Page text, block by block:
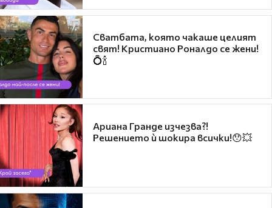
Сватбата, която чакаше целият
свят! Кристиано Роналдо се жени!
💍🍾
Ариана Гранде изчезва?!
Решението ѝ шокира всички!😯💥